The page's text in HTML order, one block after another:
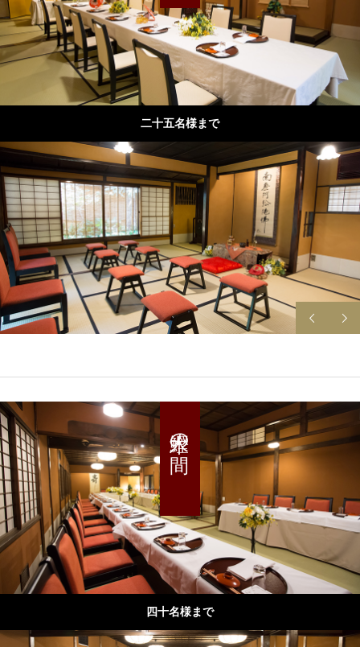
二十五名様まで
鰹木の間
四十名様まで